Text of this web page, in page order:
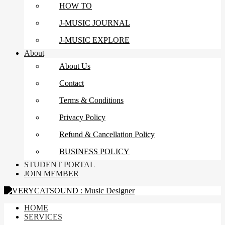
HOW TO
J-MUSIC JOURNAL
J-MUSIC EXPLORE
About
About Us
Contact
Terms & Conditions
Privacy Policy
Refund & Cancellation Policy
BUSINESS POLICY
STUDENT PORTAL
JOIN MEMBER
HOME
SERVICES